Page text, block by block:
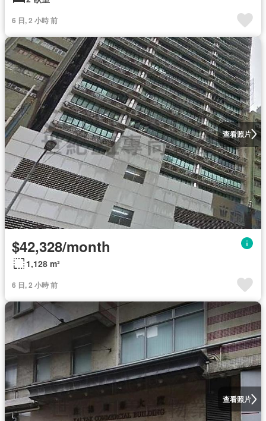
6 日, 2 小時 前
查看照片
$42,328/month
1,128 m²
6 日, 2 小時 前
查看照片